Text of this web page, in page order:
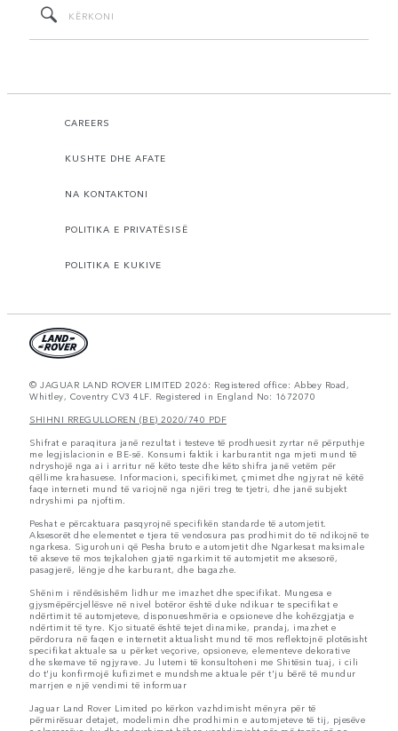
CAREERS
KUSHTE DHE AFATE
NA KONTAKTONI
POLITIKA E PRIVATËSISË
POLITIKA E KUKIVE
© JAGUAR LAND ROVER LIMITED 2026: Registered office: Abbey Road,
Whitley, Coventry CV3 4LF. Registered in England No: 1672070
SHIHNI RREGULLOREN (BE) 2020/740 PDF
Shifrat e paraqitura janë rezultat i testeve të prodhuesit zyrtar në përputhje
me legjislacionin e BE-së. Konsumi faktik i karburantit nga mjeti mund të
ndryshojë nga ai i arritur në këto teste dhe këto shifra janë vetëm për
qëllime krahasuese. Informacioni, specifikimet, çmimet dhe ngjyrat në këtë
faqe interneti mund të variojnë nga njëri treg te tjetri, dhe janë subjekt
ndryshimi pa njoftim.
Peshat e përcaktuara pasqyrojnë specifikën standarde të automjetit.
Aksesorët dhe elementet e tjera të vendosura pas prodhimit do të ndikojnë te
ngarkesa. Sigurohuni që Pesha bruto e automjetit dhe Ngarkesat maksimale
të akseve të mos tejkalohen gjatë ngarkimit të automjetit me aksesorë,
pasagjerë, lëngje dhe karburant, dhe bagazhe.
Shënim i rëndësishëm lidhur me imazhet dhe specifikat. Mungesa e
gjysmëpërcjellësve në nivel botëror është duke ndikuar te specifikat e
ndërtimit të automjeteve, disponueshmëria e opsioneve dhe kohëzgjatja e
ndërtimit të tyre. Kjo situatë është tejet dinamike, prandaj, imazhet e
përdorura në faqen e internetit aktualisht mund të mos reflektojnë plotësisht
specifikat aktuale sa u përket veçorive, opsioneve, elementeve dekorative
dhe skemave të ngjyrave. Ju lutemi të konsultoheni me Shitësin tuaj, i cili
do t'ju konfirmojë kufizimet e mundshme aktuale për t'ju bërë të mundur
marrjen e një vendimi të informuar
Jaguar Land Rover Limited po kërkon vazhdimisht mënyra për të
përmirësuar detajet, modelimin dhe prodhimin e automjeteve të tij, pjesëve